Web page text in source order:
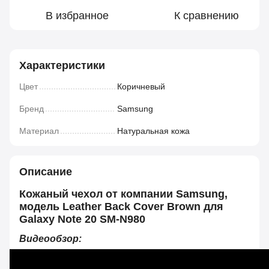
В избранное К сравнению
Характеристики
Цвет Коричневый
Бренд Samsung
Материал Натуральная кожа
Описание
Кожаный чехол от компании Samsung,
модель Leather Back Cover Brown для
Galaxy Note 20 SM-N980
Видеообзор: